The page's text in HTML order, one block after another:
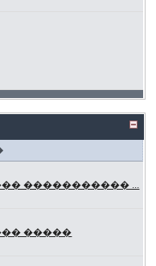
����������� ...
�����